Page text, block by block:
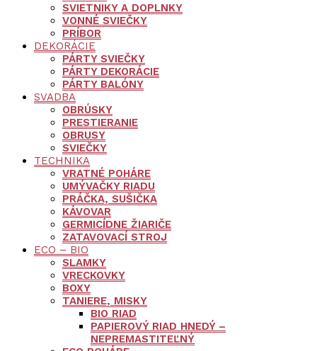
SVIETNIKY A DOPLNKY
VONNÉ SVIEČKY
PRÍBOR
DEKORÁCIE
PÁRTY SVIEČKY
PÁRTY DEKORÁCIE
PÁRTY BALÓNY
SVADBA
OBRÚSKY
PRESTIERANIE
OBRUSY
SVIEČKY
TECHNIKA
VRATNÉ POHÁRE
UMÝVAČKY RIADU
PRÁČKA, SUŠIČKA
KÁVOVAR
GERMICÍDNE ŽIARIČE
ZATAVOVACÍ STROJ
ECO – BIO
SLAMKY
VRECKOVKY
BOXY
TANIERE, MISKY
BIO RIAD
PAPIEROVÝ RIAD HNEDÝ –
NEPREMASTITEĽNÝ